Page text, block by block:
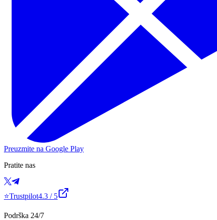
Preuzmite na Google Play
Pratite nas
⭐Trustpilot4.3 / 5
Podrška 24/7